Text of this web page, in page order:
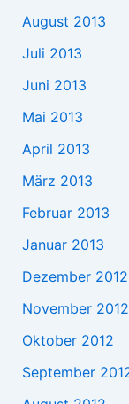
August 2013
Juli 2013
Juni 2013
Mai 2013
April 2013
März 2013
Februar 2013
Januar 2013
Dezember 2012
November 2012
Oktober 2012
September